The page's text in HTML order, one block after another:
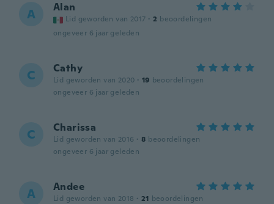
A Alan
Lid geworden van 2017 · 2 beoordelingen
ongeveer 6 jaar geleden
C Cathy
Lid geworden van 2020 · 19 beoordelingen
ongeveer 6 jaar geleden
C Charissa
Lid geworden van 2016 · 8 beoordelingen
ongeveer 6 jaar geleden
A Andee
Lid geworden van 2018 · 21 beoordelingen